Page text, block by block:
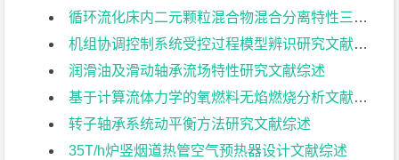
循环流化床内二元颗粒混合物混合分离特性三维多相数值模拟文献综述
机组协调控制系统受控过程模型辨识研究文献综述
润滑油及滑动轴承流场特性研究文献综述
基于计算流体力学的氧燃料无焰燃烧分析文献综述
转子轴承系统动平衡方法研究文献综述
35T/h炉竖烟道热管空气预热器设计文献综述